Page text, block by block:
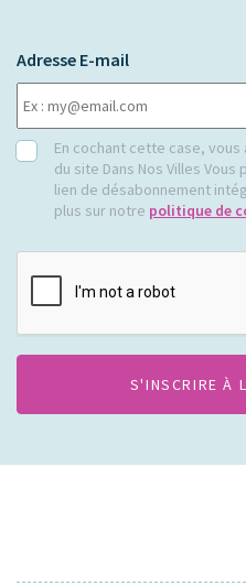
Adresse E-mail
RGPDEn cochant cette case,
du site Dans Nos Villes
lien de désabonnement
plus sur notre politique de
CAPTCHA